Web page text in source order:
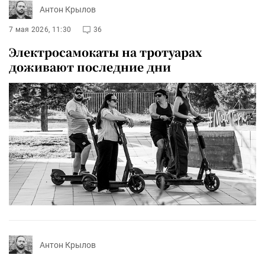
Антон Крылов
7 мая 2026, 11:30 36
Электросамокаты на тротуарах
доживают последние дни
Антон Крылов